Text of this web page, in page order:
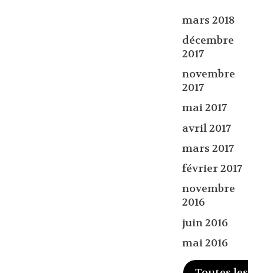
mars 2018
décembre
2017
novembre
2017
mai 2017
avril 2017
mars 2017
février 2017
novembre
2016
juin 2016
mai 2016